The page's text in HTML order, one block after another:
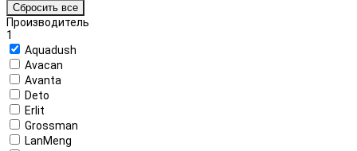
Сбросить все
Производитель
1
Aquadush
Avacan
Avanta
Deto
Erlit
Grossman
LanMeng